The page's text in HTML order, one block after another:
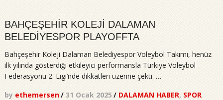
BAHÇEŞEHİR KOLEJİ DALAMAN
BELEDİYESPOR PLAYOFFTA
Bahçeşehir Koleji Dalaman Belediyespor Voleybol Takımı, henüz
ilk yılında gösterdiği etkileyici performansla Türkiye Voleybol
Federasyonu 2. Ligi’nde dikkatleri üzerine çekti. …
by ethemersen/ 31 Ocak 2025 / DALAMAN HABER, SPOR